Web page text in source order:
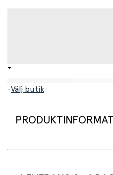
-Välj butik